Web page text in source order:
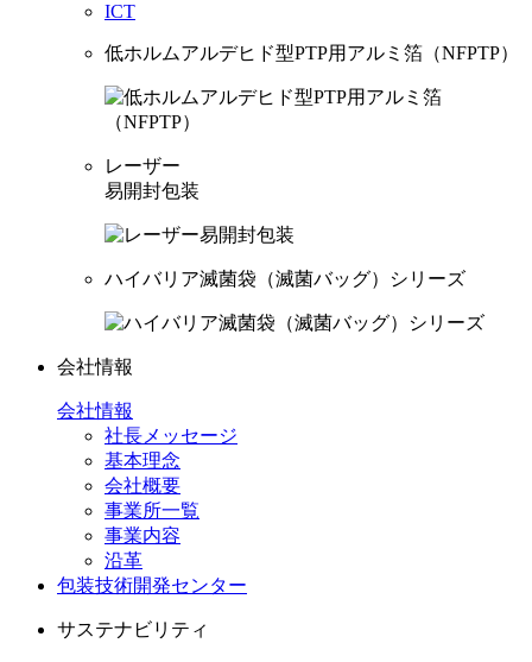
ICT
低ホルムアルデヒド型PTP用アルミ箔（NFPTP）
レーザー
易開封包装
ハイバリア滅菌袋（滅菌バッグ）シリーズ
会社情報
会社情報
社長メッセージ
基本理念
会社概要
事業所一覧
事業内容
沿革
包装技術開発センター
サステナビリティ